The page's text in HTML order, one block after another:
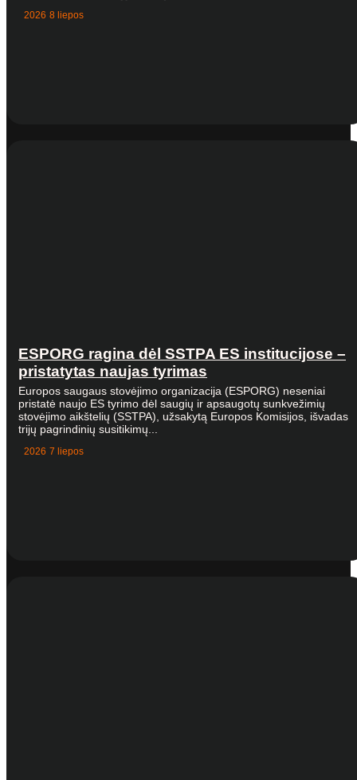
2026 8 liepos
ESPORG ragina dėl SSTPA ES institucijose –
pristatytas naujas tyrimas
Europos saugaus stovėjimo organizacija (ESPORG) neseniai
pristatė naujo ES tyrimo dėl saugių ir apsaugotų sunkvežimių
stovėjimo aikštelių (SSTPA), užsakytą Europos Komisijos, išvadas
trijų pagrindinių susitikimų...
2026 7 liepos